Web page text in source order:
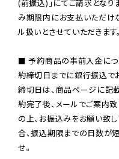
(前振込)」にてご請求となり
み期限内にお支払いただけ
ル扱いとさせていただきます。
■ 予約商品の事前入金につ
約締切日までに銀行振込で
締切日は、商品ページに記
約完了後、メールでご案内
の上、お振込みをお願い致
合、振込期限までの日数が
せ。